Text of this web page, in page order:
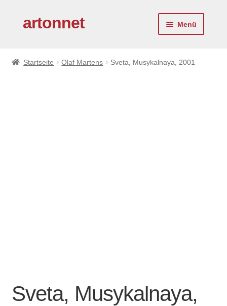
Zur
Zum
artonnet Menü
Startseite Olaf Martens Sveta, Musykalnaya, 2001
Sveta, Musykalnaya,